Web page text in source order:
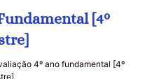
[4º
4º ano fundamental [4º